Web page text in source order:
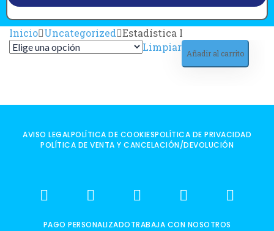
Inicio Uncategorized Estadística I
Limpiar Añadir al carrito
AVISO LEGALPOLÍTICA DE COOKIESPOLÍTICA DE PRIVACIDAD
POLÍTICA DE VENTA Y CANCELACIÓN/DEVOLUCIÓN
PAGO PERSONALIZADOTRABAJA CON NOSOTROS